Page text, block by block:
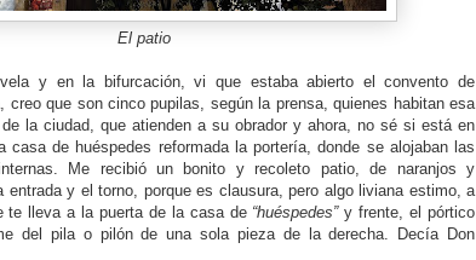
El patio
y en la bifurcación, vi que estaba abierto el convento de
creo que son cinco pupilas, según la prensa, quienes habitan esa
la ciudad, que atienden a su obrador y ahora, no sé si está en
casa de huéspedes reformada la portería, donde se alojaban las
Me recibió un bonito y recoleto patio, de naranjos y
entrada y el torno, porque es clausura, pero algo liviana estimo, a
te lleva a la puerta de la casa de “huéspedes”y frente, el pórtico
del pila o pilón de una sola pieza de la derecha. Decía Don